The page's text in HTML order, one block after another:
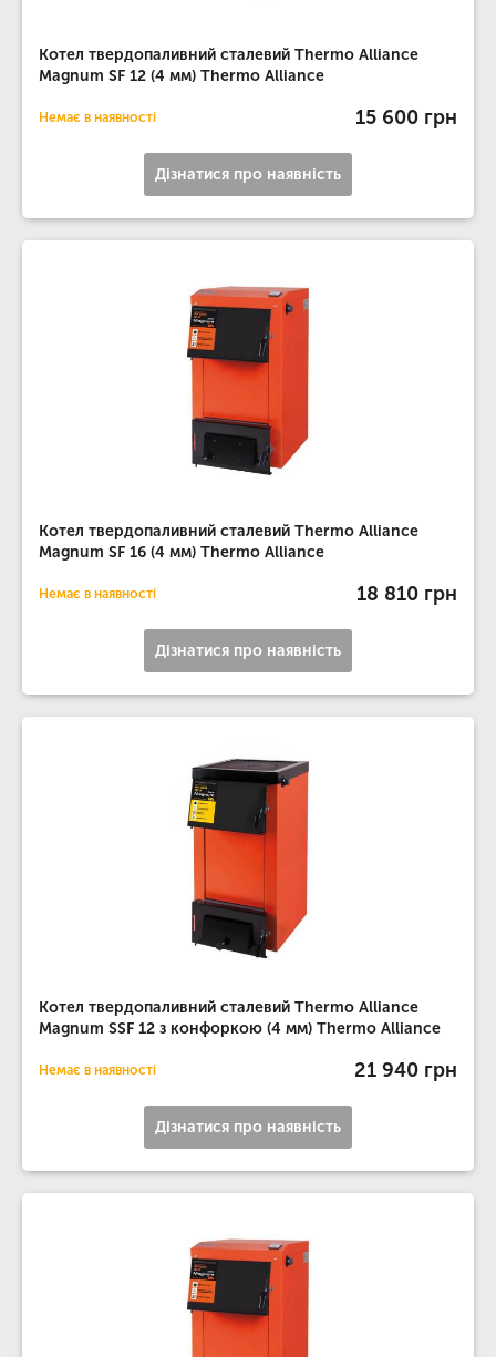
Котел твердопаливний сталевий Thermo Alliance
Magnum SF 12 (4 мм) Thermo Alliance
Немає в наявності 15 600 грн
Дізнатися про наявність
Котел твердопаливний сталевий Thermo Alliance
Magnum SF 16 (4 мм) Thermo Alliance
Немає в наявності 18 810 грн
Дізнатися про наявність
Котел твердопаливний сталевий Thermo Alliance
Magnum SSF 12 з конфоркою (4 мм) Thermo Alliance
Немає в наявності 21 940 грн
Дізнатися про наявність